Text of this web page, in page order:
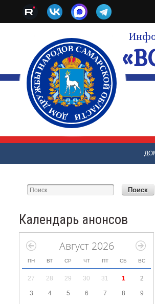
Календарь анонсов
Август 2026
ПН ВТ СР ЧТ ПТ СБ ВС
27 28 29 30 31 1 2
3 4 5 6 7 8 9